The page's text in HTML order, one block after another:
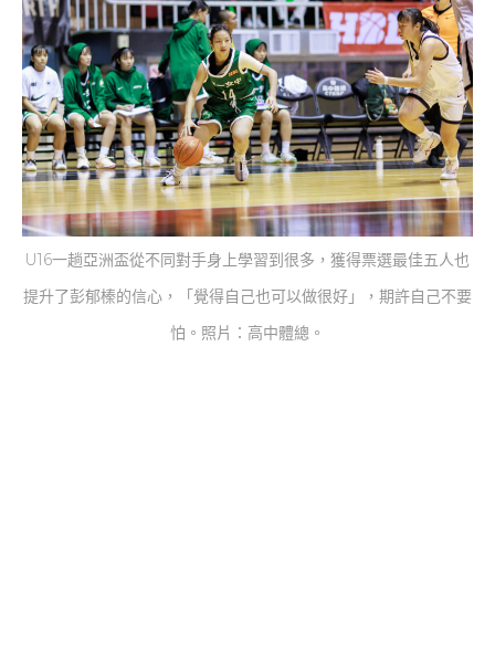
U16一趟亞洲盃從不同對手身上學習到很多，獲得票選最佳五人也
提升了彭郁榛的信心，「覺得自己也可以做很好」，期許自己不要
怕。照片：高中體總。